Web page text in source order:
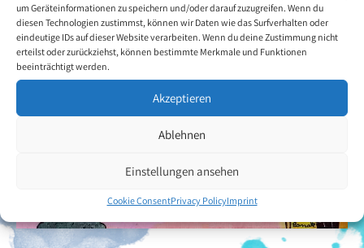
um Geräteinformationen zu speichern und/oder darauf zuzugreifen. Wenn du
diesen Technologien zustimmst, können wir Daten wie das Surfverhalten oder
eindeutige IDs auf dieser Website verarbeiten. Wenn du deine Zustimmung nicht
erteilst oder zurückziehst, können bestimmte Merkmale und Funktionen
beeinträchtigt werden.
Akzeptieren
Ablehnen
Einstellungen ansehen
Cookie ConsentPrivacy PolicyImprint